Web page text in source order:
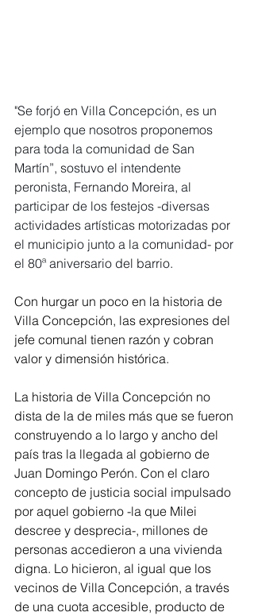
"Se forjó en Villa Concepción, es un
ejemplo que nosotros proponemos
para toda la comunidad de San
Martín”, sostuvo el intendente
peronista, Fernando Moreira, al
participar de los festejos -diversas
actividades artísticas motorizadas por
el municipio junto a la comunidad- por
el 80ª aniversario del barrio.
Con hurgar un poco en la historia de
Villa Concepción, las expresiones del
jefe comunal tienen razón y cobran
valor y dimensión histórica.
La historia de Villa Concepción no
dista de la de miles más que se fueron
construyendo a lo largo y ancho del
país tras la llegada al gobierno de
Juan Domingo Perón. Con el claro
concepto de justicia social impulsado
por aquel gobierno -la que Milei
descree y desprecia-, millones de
personas accedieron a una vivienda
digna. Lo hicieron, al igual que los
vecinos de Villa Concepción, a través
de una cuota accesible, producto de